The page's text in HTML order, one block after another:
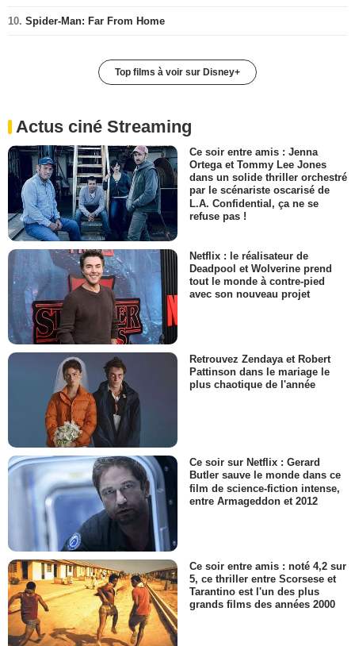
10. Spider-Man: Far From Home
Top films à voir sur Disney+
Actus ciné Streaming
Ce soir entre amis : Jenna
Ortega et Tommy Lee Jones
dans un solide thriller orchestré
par le scénariste oscarisé de
L.A. Confidential, ça ne se
refuse pas !
Netflix : le réalisateur de
Deadpool et Wolverine prend
tout le monde à contre-pied
avec son nouveau projet
Retrouvez Zendaya et Robert
Pattinson dans le mariage le
plus chaotique de l'année
Ce soir sur Netflix : Gerard
Butler sauve le monde dans ce
film de science-fiction intense,
entre Armageddon et 2012
Ce soir entre amis : noté 4,2 sur
5, ce thriller entre Scorsese et
Tarantino est l'un des plus
grands films des années 2000